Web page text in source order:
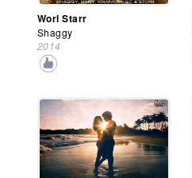
Worl Starr
Shaggy
2014